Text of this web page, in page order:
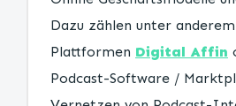
Dazu zählen unter
Plattformen Digital Affin
Podcast-Software /